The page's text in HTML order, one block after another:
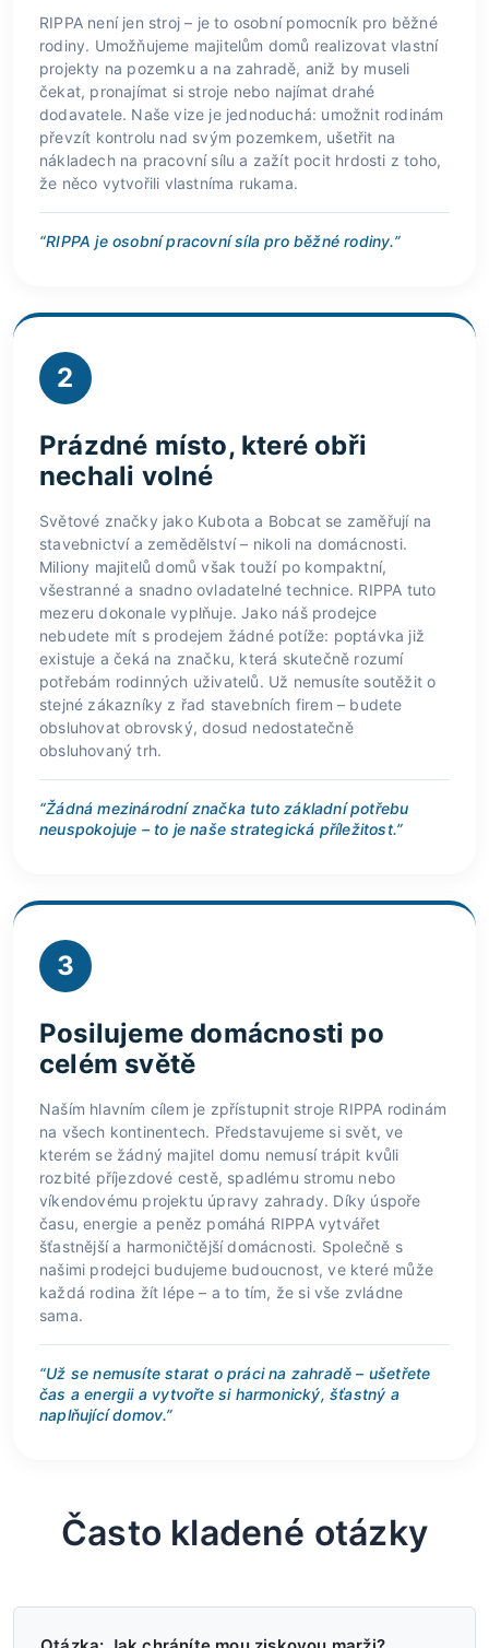
RIPPA není jen stroj – je to osobní pomocník pro běžné
rodiny. Umožňujeme majitelům domů realizovat vlastní
projekty na pozemku a na zahradě, aniž by museli
čekat, pronajímat si stroje nebo najímat drahé
dodavatele. Naše vize je jednoduchá: umožnit rodinám
převzít kontrolu nad svým pozemkem, ušetřit na
nákladech na pracovní sílu a zažít pocit hrdosti z toho,
že něco vytvořili vlastníma rukama.
“RIPPA je osobní pracovní síla pro běžné rodiny.”
2
Prázdné místo, které obři
nechali volné
Světové značky jako Kubota a Bobcat se zaměřují na
stavebnictví a zemědělství – nikoli na domácnosti.
Miliony majitelů domů však touží po kompaktní,
všestranné a snadno ovladatelné technice. RIPPA tuto
mezeru dokonale vyplňuje. Jako náš prodejce
nebudete mít s prodejem žádné potíže: poptávka již
existuje a čeká na značku, která skutečně rozumí
potřebám rodinných uživatelů. Už nemusíte soutěžit o
stejné zákazníky z řad stavebních firem – budete
obsluhovat obrovský, dosud nedostatečně
obsluhovaný trh.
“Žádná mezinárodní značka tuto základní potřebu
neuspokojuje – to je naše strategická příležitost.”
3
Posilujeme domácnosti po
celém světě
Naším hlavním cílem je zpřístupnit stroje RIPPA rodinám
na všech kontinentech. Představujeme si svět, ve
kterém se žádný majitel domu nemusí trápit kvůli
rozbité příjezdové cestě, spadlému stromu nebo
víkendovému projektu úpravy zahrady. Díky úspoře
času, energie a peněz pomáhá RIPPA vytvářet
šťastnější a harmoničtější domácnosti. Společně s
našimi prodejci budujeme budoucnost, ve které může
každá rodina žít lépe – a to tím, že si vše zvládne
sama.
“Už se nemusíte starat o práci na zahradě – ušetřete
čas a energii a vytvořte si harmonický, šťastný a
naplňující domov.”
Často kladené otázky